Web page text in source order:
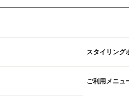
スタイリング
ご利用メニュ